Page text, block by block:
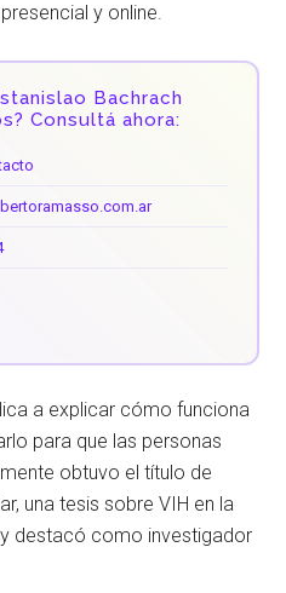
y online.
Bachrach
Consultá ahora:
a explicar cómo funciona
para que las personas
obtuvo el título de
una tesis sobre VIH en la
destacó como investigador